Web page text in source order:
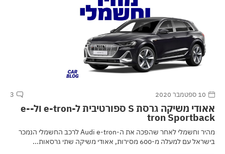
10 ספטמבר 2020 3
אאודי משיקה גרסת S ספורטיבית ל-e-tron ול-e-
tron Sportback
מהיר וחשמלי לאחר שהפכה את ה-Audi e-tron לרכב החשמלי הנמכר
בישראל עם למעלה מ-600 מסירות, אאודי משיקה שתי גרסאות...